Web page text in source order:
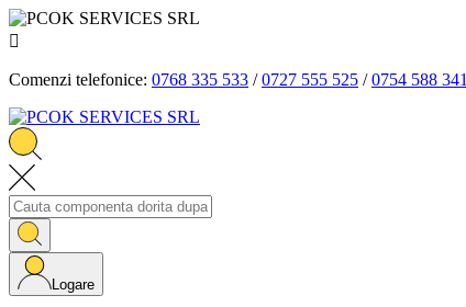

Comenzi telefonice: 0768 335 533 /0727 555 525 /0754 588 341
Logare